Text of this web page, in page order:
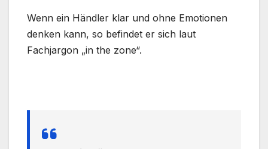
Wenn ein Händler klar und ohne Emotionen
denken kann, so befindet er sich laut
Fachjargon „in the zone“.